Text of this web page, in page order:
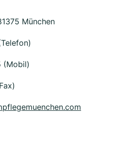
München
(Mobil)